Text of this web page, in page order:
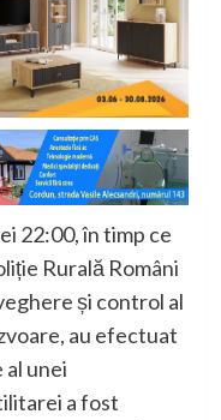
22:00, în timp ce
Rurală Români
și control al
au efectuat
unei
a fost